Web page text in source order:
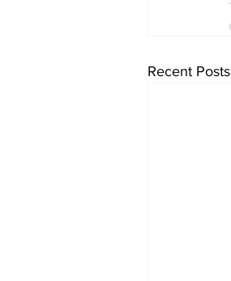
Recent Posts